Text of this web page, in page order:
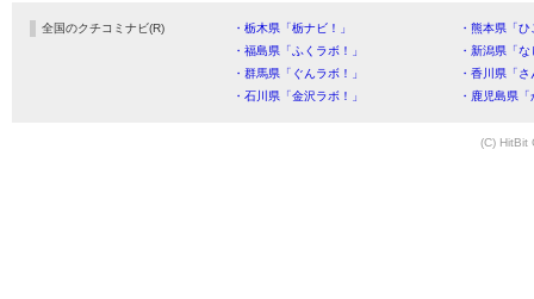
全国のクチコミナビ(R) ・栃木県「栃ナビ！」
・熊本県「
・福島県「ふくラボ！」
・新潟県「
・群馬県「ぐんラボ！」
・香川県「
・石川県「金沢ラボ！」
・鹿児島県
(C) HitBit